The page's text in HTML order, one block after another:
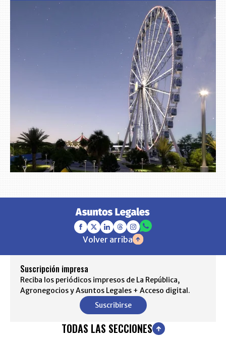
Volver arriba
Suscripción impresa
Reciba los periódicos impresos de La República,
Agronegocios y Asuntos Legales + Acceso digital.
Suscribirse
TODAS LAS SECCIONES